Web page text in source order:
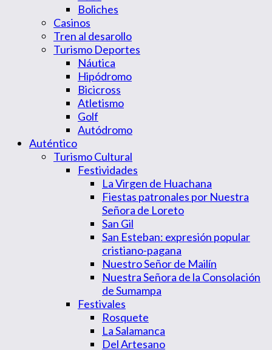
Boliches
Casinos
Tren al desarollo
Turismo Deportes
Náutica
Hipódromo
Bicicross
Atletismo
Golf
Autódromo
Auténtico
Turismo Cultural
Festividades
La Virgen de Huachana
Fiestas patronales por Nuestra
Señora de Loreto
San Gil
San Esteban: expresión popular
cristiano-pagana
Nuestro Señor de Mailín
Nuestra Señora de la Consolación
de Sumampa
Festivales
Rosquete
La Salamanca
Del Artesano